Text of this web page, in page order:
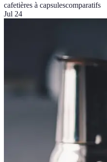
cafetières à capsulescomparatifs
Jul 24